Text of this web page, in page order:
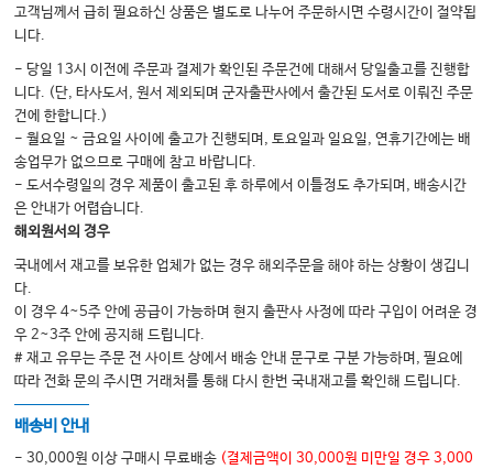
18. 심장 종괴
19. 대동맥
20. 선천성 중격 이상
21. 삼차원 심초음파
E. 검사 및 보고
22. 포괄적 검사
23. 표적 검사
24. 심초음파 검사 보고
F. 부록
부록 1: 정상 수치
고객님께서 급히 필요하신 상품은 별도로 나누어 주문하시면 수령시간이 절약됩
니다.
- 당일 13시 이전에 주문과 결제가 확인된 주문건에 대해서 당일출고를 진행합
니다. (단, 타사도서, 원서 제외되며 군자출판사에서 출간된 도서로 이뤄진 주문
건에 한합니다.)
- 월요일 ~ 금요일 사이에 출고가 진행되며, 토요일과 일요일, 연휴기간에는 배
송업무가 없으므로 구매에 참고 바랍니다.
- 도서수령일의 경우 제품이 출고된 후 하루에서 이틀정도 추가되며, 배송시간
은 안내가 어렵습니다.
해외원서의 경우
국내에서 재고를 보유한 업체가 없는 경우 해외주문을 해야 하는 상황이 생깁니
다.
이 경우 4~5주 안에 공급이 가능하며 현지 출판사 사정에 따라 구입이 어려운 경
우 2~3주 안에 공지해 드립니다.
# 재고 유무는 주문 전 사이트 상에서 배송 안내 문구로 구분 가능하며, 필요에
따라 전화 문의 주시면 거래처를 통해 다시 한번 국내재고를 확인해 드립니다.
배송비 안내
- 30,000원 이상 구매시 무료배송 (결제금액이 30,000원 미만일 경우 3,000